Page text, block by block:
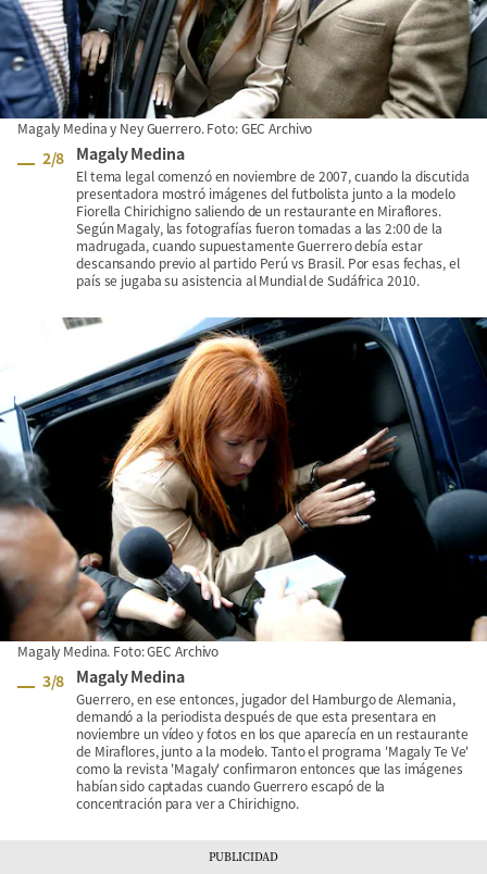
Magaly Medina y Ney Guerrero. Foto: GEC Archivo
2/8 Magaly Medina
El tema legal comenzó en noviembre de 2007, cuando la discutida
presentadora mostró imágenes del futbolista junto a la modelo
Fiorella Chirichigno saliendo de un restaurante en Miraflores.
Según Magaly, las fotografías fueron tomadas a las 2:00 de la
madrugada, cuando supuestamente Guerrero debía estar
descansando previo al partido Perú vs Brasil. Por esas fechas, el
país se jugaba su asistencia al Mundial de Sudáfrica 2010.
Magaly Medina. Foto: GEC Archivo
3/8 Magaly Medina
Guerrero, en ese entonces, jugador del Hamburgo de Alemania,
demandó a la periodista después de que esta presentara en
noviembre un vídeo y fotos en los que aparecía en un restaurante
de Miraflores, junto a la modelo. Tanto el programa 'Magaly Te Ve'
como la revista 'Magaly' confirmaron entonces que las imágenes
habían sido captadas cuando Guerrero escapó de la
concentración para ver a Chirichigno.